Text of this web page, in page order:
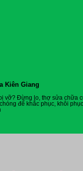
Kiên Giang
vỡ? Đừng lo, thợ sửa chữa
để khắc phục, khôi